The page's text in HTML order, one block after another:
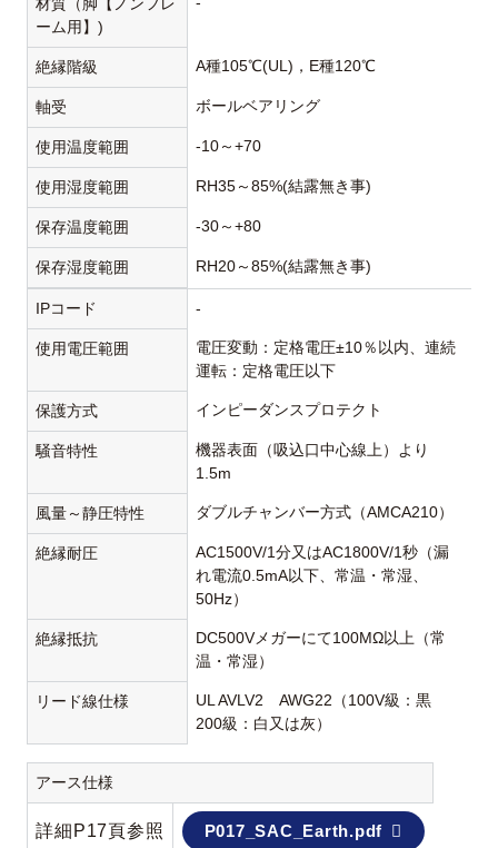
ーム用】)
絶縁階級 A種105℃(UL)，E種120℃
軸受 ボールベアリング
使用温度範囲 -10～+70
使用湿度範囲 RH35～85%(結露無き事)
保存温度範囲 -30～+80
保存湿度範囲 RH20～85%(結露無き事)
IPコード -
使用電圧範囲
電圧変動：定格電圧±10％以内、連続
運転：定格電圧以下
保護方式 インピーダンスプロテクト
騒音特性
機器表面（吸込口中心線上）より
1.5m
風量～静圧特性 ダブルチャンバー方式（AMCA210）
絶縁耐圧
AC1500V/1分又はAC1800V/1秒（漏
れ電流0.5mA以下、常温・常湿、
50Hz）
絶縁抵抗
DC500Vメガーにて100MΩ以上（常
温・常湿）
リード線仕様
UL AVLV2 AWG22（100V級：黒
200級：白又は灰）
アース仕様
詳細P17頁参照 P017_SAC_Earth.pdf